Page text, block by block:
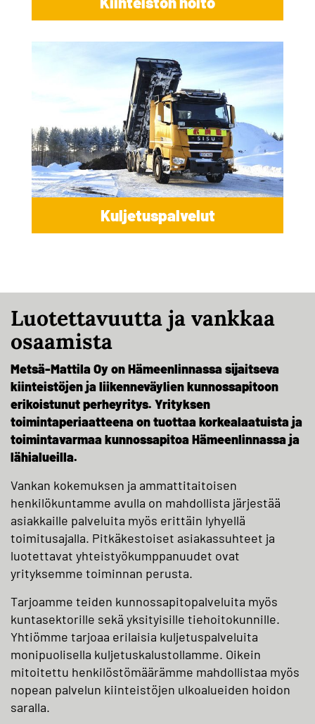
Kuljetuspalvelut
Luotettavuutta ja vankkaa
osaamista
Metsä-Mattila Oy on Hämeenlinnassa sijaitseva
kiinteistöjen ja liikenneväylien kunnossapitoon
erikoistunut perheyritys. Yrityksen
toimintaperiaatteena on tuottaa korkealaatuista ja
toimintavarmaa kunnossapitoa Hämeenlinnassa ja
lähialueilla.
Vankan kokemuksen ja ammattitaitoisen
henkilökuntamme avulla on mahdollista järjestää
asiakkaille palveluita myös erittäin lyhyellä
toimitusajalla. Pitkäkestoiset asiakassuhteet ja
luotettavat yhteistyökumppanuudet ovat
yrityksemme toiminnan perusta.
Tarjoamme teiden kunnossapitopalveluita myös
kuntasektorille sekä yksityisille tiehoitokunnille.
Yhtiömme tarjoaa erilaisia kuljetuspalveluita
monipuolisella kuljetuskalustollamme. Oikein
mitoitettu henkilöstömäärämme mahdollistaa myös
nopean palvelun kiinteistöjen ulkoalueiden hoidon
saralla.